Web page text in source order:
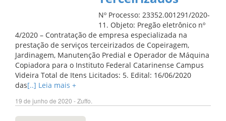
Nº Processo: 23352.001291/2020-
11. Objeto: Pregão eletrônico nº
4/2020 – Contratação de empresa especializada na
prestação de serviços terceirizados de Copeiragem,
Jardinagem, Manutenção Predial e Operador de Máquina
Copiadora para o Instituto Federal Catarinense Campus
Videira Total de Itens Licitados: 5. Edital: 16/06/2020
das[..] Leia mais +
19 de junho de 2020 - Zuffo.